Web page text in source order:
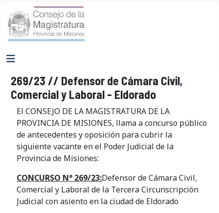
269/23 // Defensor de Cámara Civil,
Comercial y Laboral - Eldorado
El CONSEJO DE LA MAGISTRATURA DE LA
PROVINCIA DE MISIONES, llama a concurso público
de antecedentes y oposición para cubrir la
siguiente vacante en el Poder Judicial de la
Provincia de Misiones:
CONCURSO N° 269/23:Defensor de Cámara Civil,
Comercial y Laboral de la Tercera Circunscripción
Judicial con asiento en la ciudad de Eldorado